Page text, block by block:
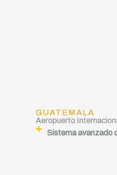
GUATEMALA
Aeropuerto
Sistema avanzado